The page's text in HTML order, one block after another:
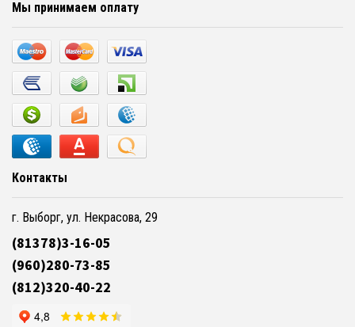
Мы принимаем оплату
Контакты
г. Выборг, ул. Некрасова, 29
(81378)3-16-05
(960)280-73-85
(812)320-40-22